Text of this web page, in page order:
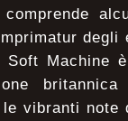
Soft Machine
vibranti